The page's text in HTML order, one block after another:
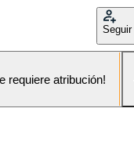
Seguir
requiere atribución!